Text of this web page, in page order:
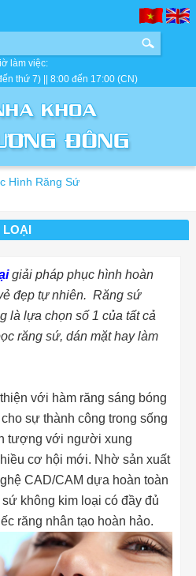
làm việc:
thứ 7) || 8:00 đến 17:00 (CN)
Hình Răng Sứ
LOẠI
giải pháp phục hình hoàn
đẹp tự nhiên. Răng sứ
là lựa chọn số 1 của tất cả
răng sứ, dán mặt hay làm
với hàm răng sáng bóng
sự thành công trong sống
tượng với người xung
cơ hội mới. Nhờ sản xuất
CAD/CAM dựa hoàn toàn
không kim loại có đầy đủ
răng nhân tạo hoàn hảo.